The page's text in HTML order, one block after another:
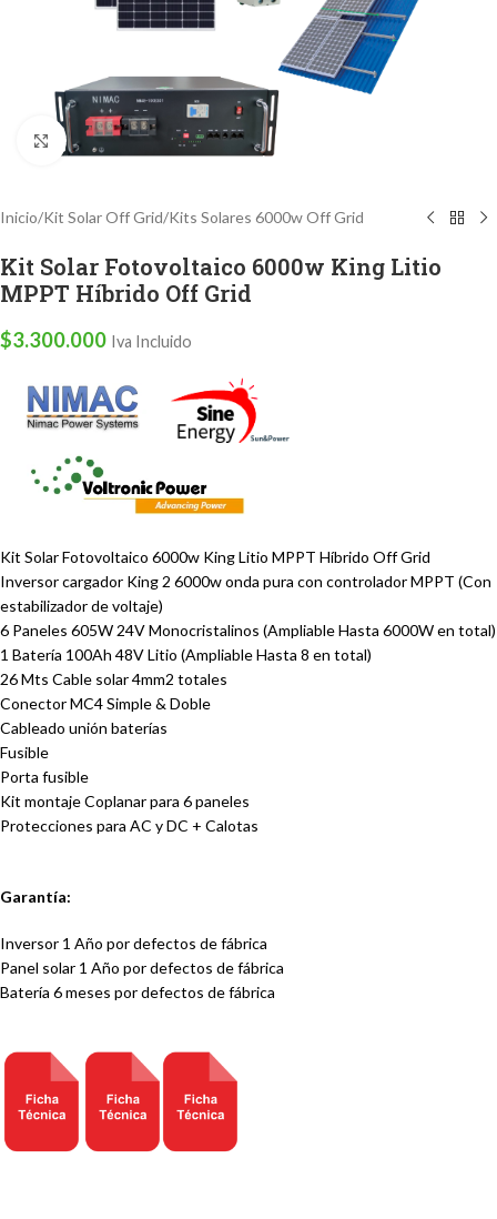
Clic para ampliar
Inicio/Kit Solar Off Grid/Kits Solares 6000w Off Grid
Kit Solar Fotovoltaico 6000w King Litio
MPPT Híbrido Off Grid
$3.300.000 Iva Incluido
Kit Solar Fotovoltaico 6000w King Litio MPPT Híbrido Off Grid
Inversor cargador King 2 6000w onda pura con controlador MPPT (Con
estabilizador de voltaje)
6 Paneles 605W 24V Monocristalinos (Ampliable Hasta 6000W en total)
1 Batería 100Ah 48V Litio (Ampliable Hasta 8 en total)
26 Mts Cable solar 4mm2 totales
Conector MC4 Simple & Doble
Cableado unión baterías
Fusible
Porta fusible
Kit montaje Coplanar para 6 paneles
Protecciones para AC y DC + Calotas
Garantía:
Inversor 1 Año por defectos de fábrica
Panel solar 1 Año por defectos de fábrica
Batería 6 meses por defectos de fábrica